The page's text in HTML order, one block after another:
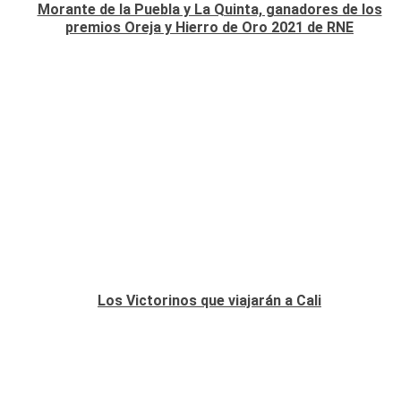
Morante de la Puebla y La Quinta, ganadores de los
premios Oreja y Hierro de Oro 2021 de RNE
Los Victorinos que viajarán a Cali